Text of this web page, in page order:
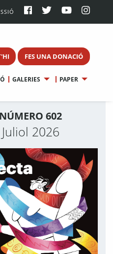
FES UNA DONACIÓ
GALERIES PAPER
NÚMERO 602
Juliol 2026